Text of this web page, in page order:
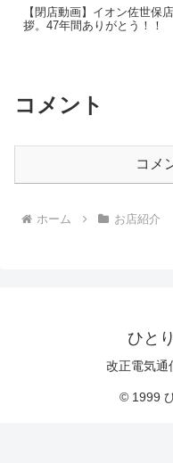
【閉店動画】イオン佐世保
拶。47年間ありがとう！！
コメント
コメ
ホーム お店紹介
ひと
改正電気通
© 1999